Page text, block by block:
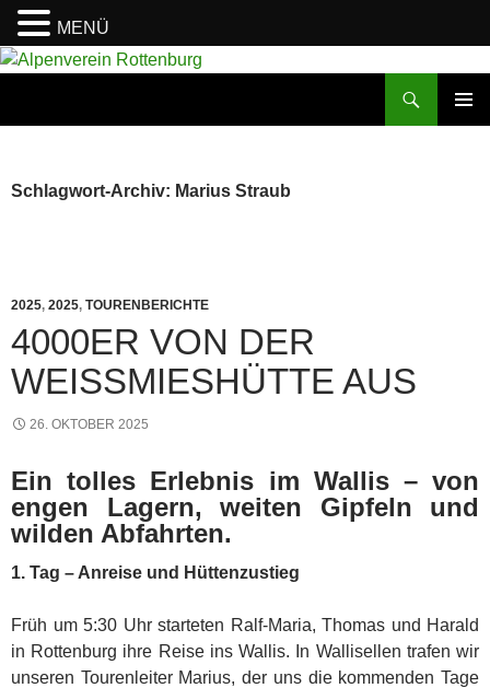
Zum
Schlagwort-Archiv: Marius Straub
2025, 2025, TOURENBERICHTE
4000ER VON DER
WEISSMIESHÜTTE AUS
26. OKTOBER 2025
Ein tolles Erlebnis im Wallis – von
engen Lagern, weiten Gipfeln und
wilden Abfahrten.
1. Tag – Anreise und Hüttenzustieg
Früh um 5:30 Uhr starteten Ralf-Maria, Thomas und Harald
in Rottenburg ihre Reise ins Wallis. In Wallisellen trafen wir
unseren Tourenleiter Marius, der uns die kommenden Tage
MENÜ